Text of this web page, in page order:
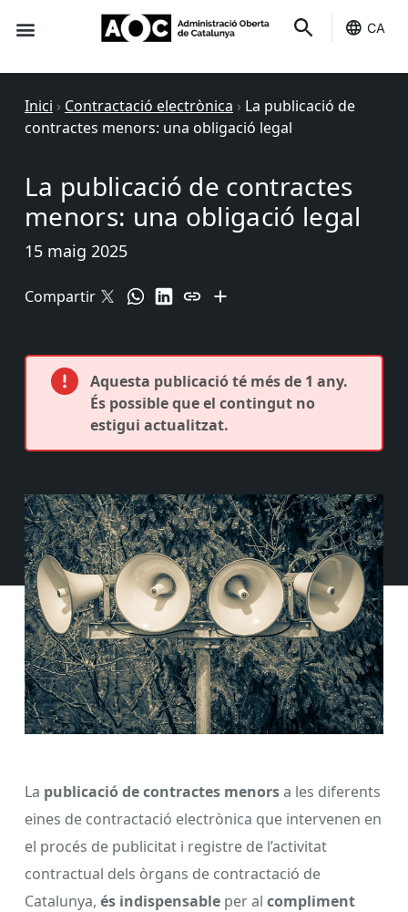
CA
Inici › Contractació electrònica › La publicació de
contractes menors: una obligació legal
La publicació de contractes
menors: una obligació legal
15 maig 2025
Compartir
Aquesta publicació té més de 1 any.
És possible que el contingut no
estigui actualitzat.
La publicació de contractes menorsa les diferents
eines de contractació electrònica que intervenen en
el procés de publicitat i registre de l’activitat
contractual dels òrgans de contractació de
Catalunya, és indispensable per al compliment